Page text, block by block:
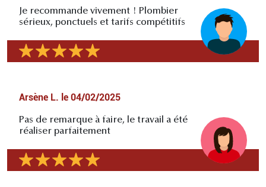
Je recommande vivement ! Plombier
sérieux, ponctuels et tarifs compétitifs
Arsène L. le 04/02/2025
Pas de remarque à faire, le travail a été
réaliser parfaitement